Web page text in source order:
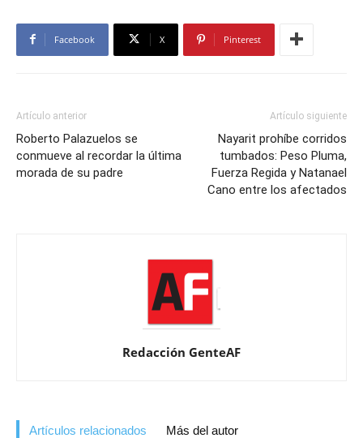
Facebook X Pinterest
Artículo anterior
Roberto Palazuelos se
conmueve al recordar la última
morada de su padre
Artículo siguiente
Nayarit prohíbe corridos
tumbados: Peso Pluma,
Fuerza Regida y Natanael
Cano entre los afectados
Redacción GenteAF
Artículos relacionados Más del autor